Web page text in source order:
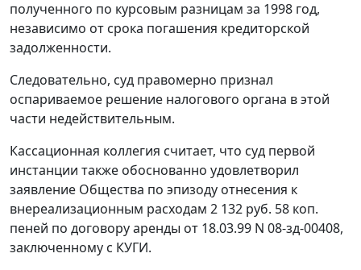
полученного по курсовым разницам за 1998 год,
независимо от срока погашения кредиторской
задолженности.
Следовательно, суд правомерно признал
оспариваемое решение налогового органа в этой
части недействительным.
Кассационная коллегия считает, что суд первой
инстанции также обоснованно удовлетворил
заявление Общества по эпизоду отнесения к
внереализационным расходам 2 132 руб. 58 коп.
пеней по договору аренды от 18.03.99 N 08-зд-00408,
заключенному с КУГИ.